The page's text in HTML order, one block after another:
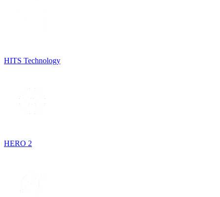
HITS Technology
HERO 2